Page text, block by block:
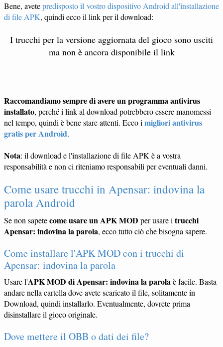
Bene, avetepredisposto il vostro dispositivo Android all'installazione
di file APK, quindi ecco il link per il download:
I trucchi per la versione aggiornata del gioco sono usciti
ma non è ancora disponibile il link
Raccomandiamo sempre di avere un programma antivirus
installato, perché i link al download potrebbero essere manomessi
nel tempo, quindi è bene stare attenti. Ecco i migliori antivirus
gratis per Android.
Nota: il download e l'installazione di file APK è a vostra
responsabilità e non ci riteniamo responsabili per eventuali danni.
Come usare trucchi in Apensar: indovina la
parola Android
Se non sapetecome usare un APK MOD per usare i trucchi
Apensar: indovina la parola, ecco tutto ciò che bisogna sapere.
Come installare l'APK MOD con i trucchi di
Apensar: indovina la parola
Usare l'APK MOD di Apensar: indovina la parolaè facile. Basta
andare nella cartella dove avete scaricato il file, solitamente in
Download, quindi installarlo. Eventualmente, dovrete prima
disinstallare il gioco originale.
Dove mettere il OBB o dati dei file?